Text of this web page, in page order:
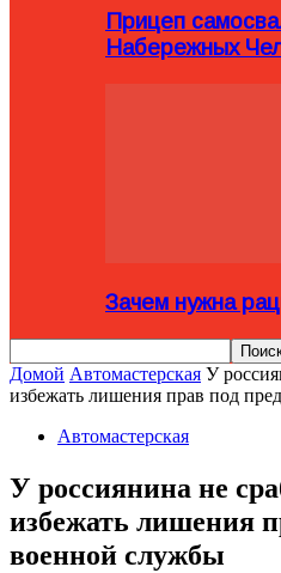
Прицеп
Набережных
Зачем нужна
Домой Автомастерская У
избежать лишения прав под
Автомастерская
У россиянина не
избежать лишения
военной службы